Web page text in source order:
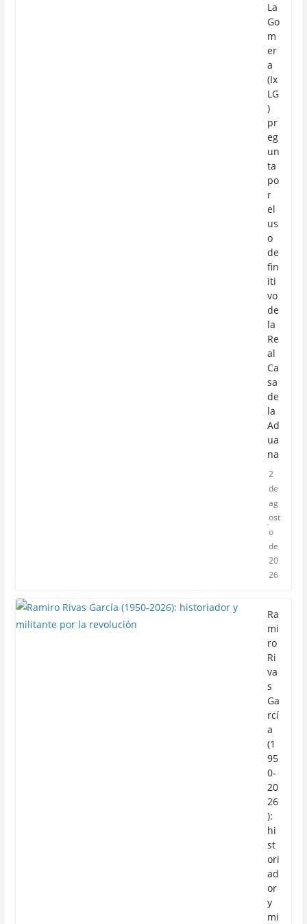
La
Go
m
er
a
(Ix
LG
)
pr
eg
un
ta
po
r
el
us
o
de
fin
iti
vo
de
la
Re
al
Ca
sa
de
la
Ad
ua
na
2
de
ag
ost
o
de
20
26
Ra
mi
ro
Ri
va
s
Ga
rcí
a
(1
95
0-
20
26
):
hi
st
ori
ad
or
y
mi